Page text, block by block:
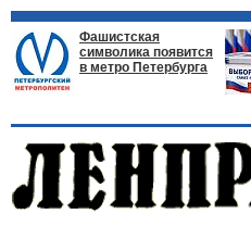
Фашистская
символика появится
в метро Петербурга